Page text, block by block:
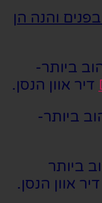
והנה הן
ביותר-
דיר אוון הנסן.
ביותר-
ביותר
אוון הנסן.